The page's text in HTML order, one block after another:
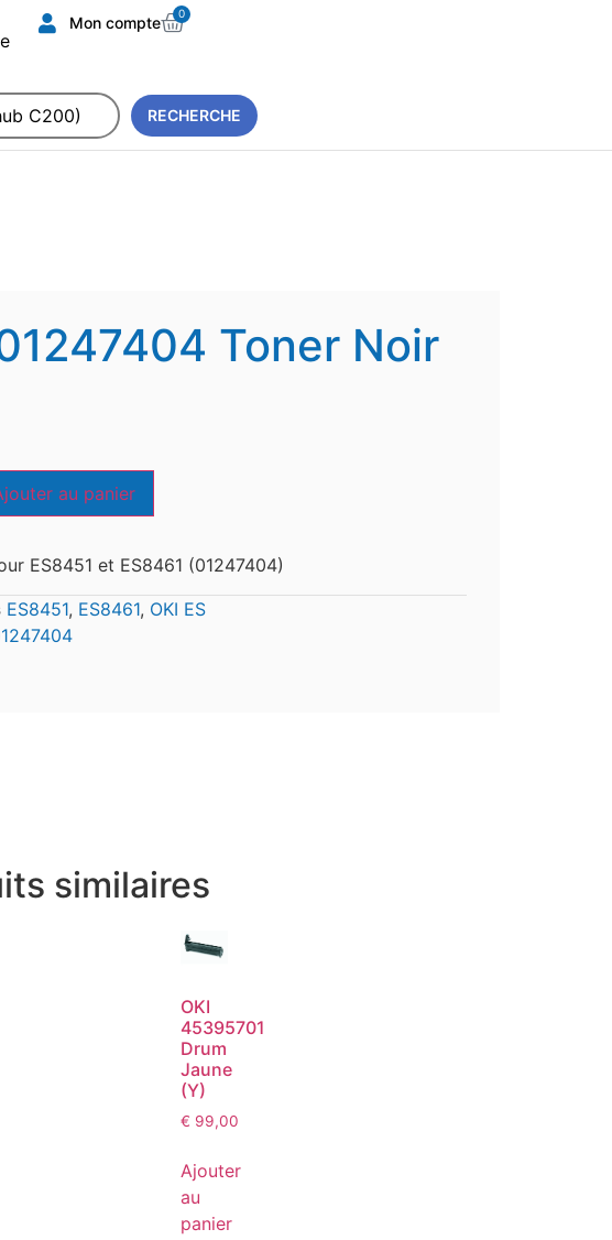
Mon compte 0
RECHERCHE
Toner Noir
au panier
ES8451 et ES8461 (01247404)
ES8451, ES8461, OKI ES
similaires
OKI
45395701
Drum
Jaune
(Y)
€ 99,00
Ajouter
au
panier